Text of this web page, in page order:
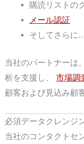
購読リストの
メール認証
そしてさらに
当社のパートナーは
析を支援し、 市場調
顧客および見込み顧
必須データクレンジ
当社のコンタクトセ